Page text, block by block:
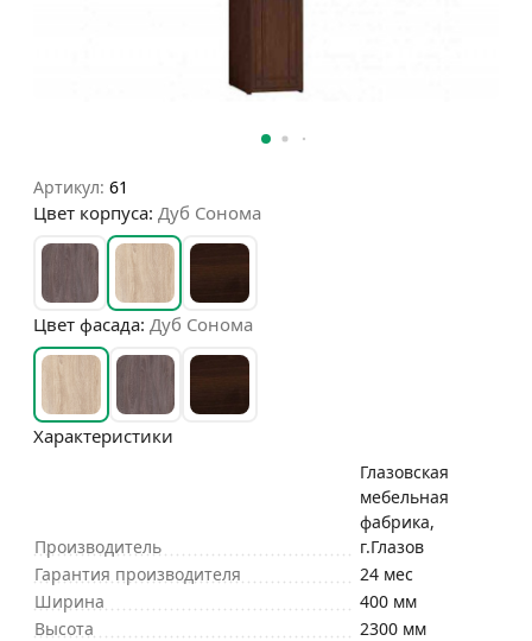
Артикул: 61
Цвет корпуса: Дуб Сонома
Цвет фасада: Дуб Сонома
Характеристики
Производитель
Глазовская
мебельная
фабрика,
г.Глазов
Гарантия производителя
24 мес
Ширина
400 мм
Высота
2300 мм